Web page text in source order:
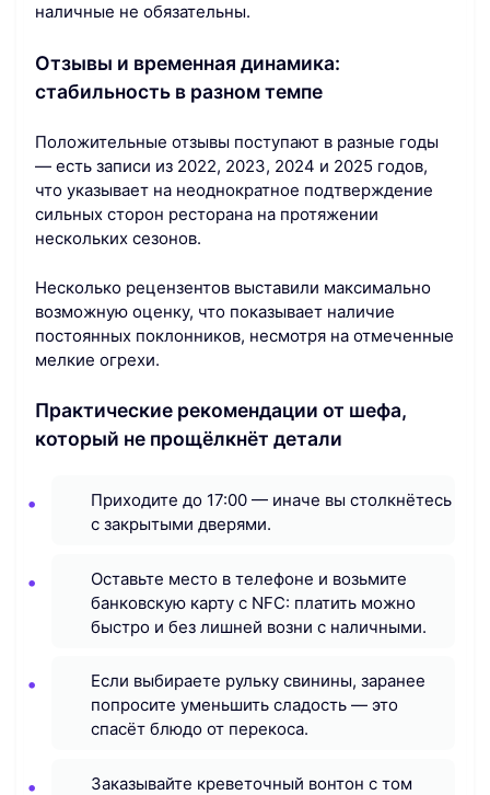
наличные не обязательны.
Отзывы и временная динамика:
стабильность в разном темпе
Положительные отзывы поступают в разные годы
— есть записи из 2022, 2023, 2024 и 2025 годов,
что указывает на неоднократное подтверждение
сильных сторон ресторана на протяжении
нескольких сезонов.
Несколько рецензентов выставили максимально
возможную оценку, что показывает наличие
постоянных поклонников, несмотря на отмеченные
мелкие огрехи.
Практические рекомендации от шефа,
который не прощёлкнёт детали
Приходите до 17:00 — иначе вы столкнётесь
с закрытыми дверями.
Оставьте место в телефоне и возьмите
банковскую карту с NFC: платить можно
быстро и без лишней возни с наличными.
Если выбираете рульку свинины, заранее
попросите уменьшить сладость — это
спасёт блюдо от перекоса.
Заказывайте креветочный вонтон с том